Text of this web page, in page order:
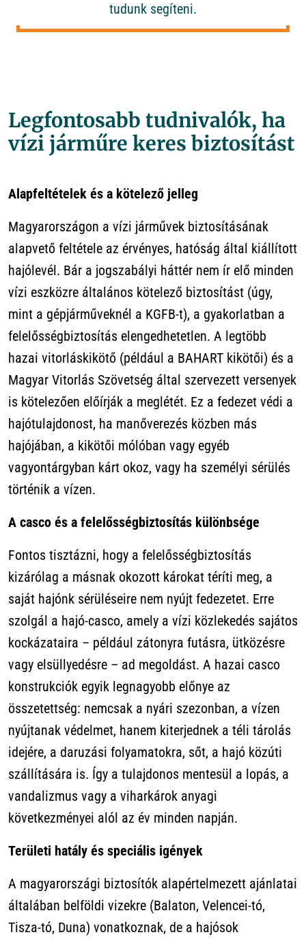
tudunk segíteni.
Legfontosabb tudnivalók, ha
vízi járműre keres biztosítást
Alapfeltételek és a kötelező jelleg
Magyarországon a vízi járművek biztosításának
alapvető feltétele az érvényes, hatóság által kiállított
hajólevél. Bár a jogszabályi háttér nem ír elő minden
vízi eszközre általános kötelező biztosítást (úgy,
mint a gépjárműveknél a KGFB-t), a gyakorlatban a
felelősségbiztosítás elengedhetetlen. A legtöbb
hazai vitorláskikötő (például a BAHART kikötői) és a
Magyar Vitorlás Szövetség által szervezett versenyek
is kötelezően előírják a meglétét. Ez a fedezet védi a
hajótulajdonost, ha manőverezés közben más
hajójában, a kikötői mólóban vagy egyéb
vagyontárgyban kárt okoz, vagy ha személyi sérülés
történik a vízen.
A casco és a felelősségbiztosítás különbsége
Fontos tisztázni, hogy a felelősségbiztosítás
kizárólag a másnak okozott károkat téríti meg, a
saját hajónk sérüléseire nem nyújt fedezetet. Erre
szolgál a hajó-casco, amely a vízi közlekedés sajátos
kockázataira – például zátonyra futásra, ütközésre
vagy elsüllyedésre – ad megoldást. A hazai casco
konstrukciók egyik legnagyobb előnye az
összetettség: nemcsak a nyári szezonban, a vízen
nyújtanak védelmet, hanem kiterjednek a téli tárolás
idejére, a daruzási folyamatokra, sőt, a hajó közúti
szállítására is. Így a tulajdonos mentesül a lopás, a
vandalizmus vagy a viharkárok anyagi
következményei alól az év minden napján.
Területi hatály és speciális igények
A magyarországi biztosítók alapértelmezett ajánlatai
általában belföldi vizekre (Balaton, Velencei-tó,
Tisza-tó, Duna) vonatkoznak, de a hajósok